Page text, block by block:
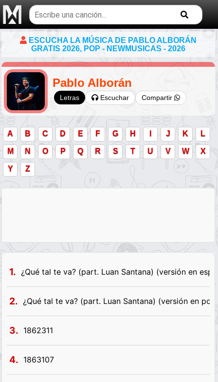
Buscar
temas
musicales
ESCUCHA LA MÚSICA DE PABLO ALBORÁN
GRATIS 2026, POP - NEWMUSICAS - 2026
Pablo Alborán
Letras Escuchar Compartir
A B C D E F G H I J K L
M N O P Q R S T U V W X
Y Z
1. ¿Qué tal te va? (part. Luan Santana) (versión en
2. ¿Qué tal te va? (part. Luan Santana) (versión en
3. 1862311
4. 1863107